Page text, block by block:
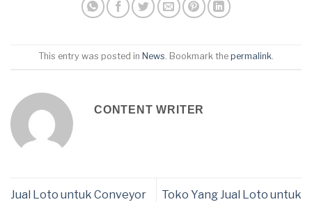
This entry was posted in News. Bookmark the permalink.
CONTENT WRITER
Jual Loto untuk Conveyor
Toko Yang Jual Loto untuk